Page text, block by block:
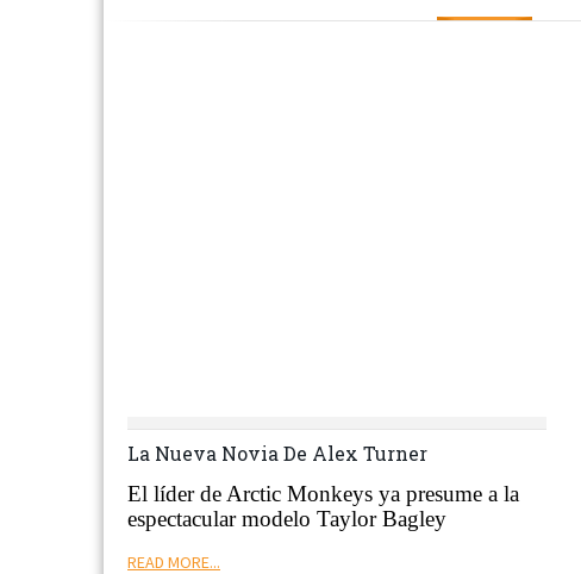
La Nueva Novia De Alex Turner
El líder de Arctic Monkeys ya presume a la
espectacular modelo TaylorBagley
READ MORE...